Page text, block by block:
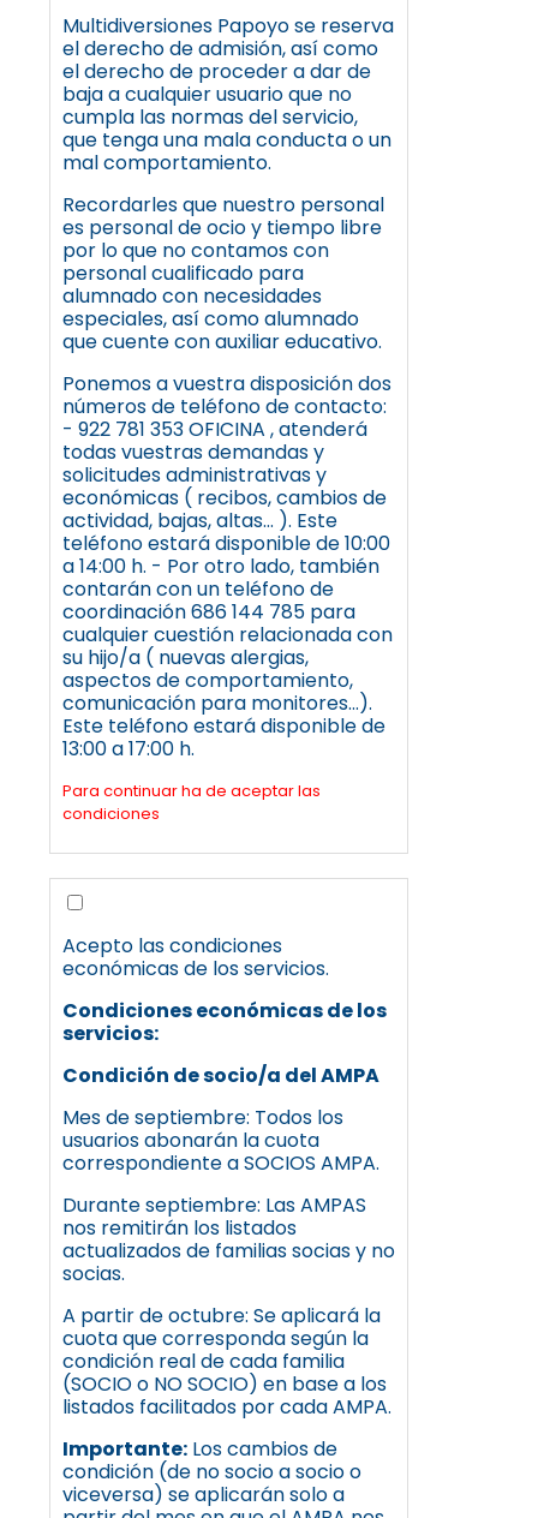
Multidiversiones Papoyo se reserva
el derecho de admisión, así como
el derecho de proceder a dar de
baja a cualquier usuario que no
cumpla las normas del servicio,
que tenga una mala conducta o un
mal comportamiento.
Recordarles que nuestro personal
es personal de ocio y tiempo libre
por lo que no contamos con
personal cualificado para
alumnado con necesidades
especiales, así como alumnado
que cuente con auxiliar educativo.
Ponemos a vuestra disposición dos
números de teléfono de contacto:
- 922 781 353 OFICINA , atenderá
todas vuestras demandas y
solicitudes administrativas y
económicas ( recibos, cambios de
actividad, bajas, altas... ). Este
teléfono estará disponible de 10:00
a 14:00 h. - Por otro lado, también
contarán con un teléfono de
coordinación 686 144 785 para
cualquier cuestión relacionada con
su hijo/a ( nuevas alergias,
aspectos de comportamiento,
comunicación para monitores...).
Este teléfono estará disponible de
13:00 a 17:00 h.
Para continuar ha de aceptar las
condiciones
Acepto las condiciones
económicas de los servicios.
Condiciones económicas de los
servicios:
Condición de socio/a del AMPA
Mes de septiembre: Todos los
usuarios abonarán la cuota
correspondiente a SOCIOS AMPA.
Durante septiembre: Las AMPAS
nos remitirán los listados
actualizados de familias socias y no
socias.
A partir de octubre: Se aplicará la
cuota que corresponda según la
condición real de cada familia
(SOCIO o NO SOCIO) en base a los
listados facilitados por cada AMPA.
Importante: Los cambios de
condición (de no socio a socio o
viceversa) se aplicarán solo a